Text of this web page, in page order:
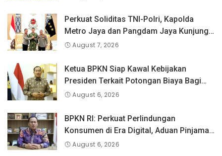
Perkuat Soliditas TNI-Polri, Kapolda
Metro Jaya dan Pangdam Jaya Kunjungi
Dankorps Brimob Polri
August 7, 2026
Ketua BPKN Siap Kawal Kebijakan
Presiden Terkait Potongan Biaya Bagi
Penyandang Disabilitas
August 6, 2026
BPKN RI: Perkuat Perlindungan
Konsumen di Era Digital, Aduan Pinjaman
Online Masih Menjadi Perhatian Serius
August 6, 2026